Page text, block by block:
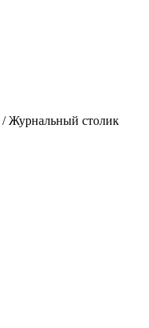
/ Журнальный столик